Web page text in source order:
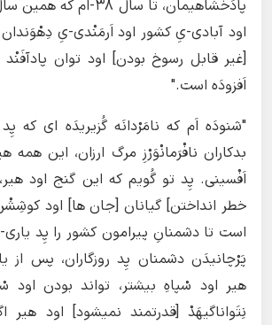
پادَخْشاهیمان، تا سال ۳۸-
اود آبادی-یِ کشور اود اَرمَنْدی-یِ دِهْوَندان
[غیر قابل رسوخ بودن] اود توان
اَفزودَه است."
"شنودَه‌ اَم که نامَرْدانَه گُزیریدَه ای که
بدکاران نافْرَمانْوَرْزِ مرگ ارزان، این همه
اَفْسینی. پِد تو گُویم که این گنج اود
خطر انداختن] گیانان [جان ها] اود کوشِشْن
است تا دشمنانِ پیرامون کشور را پِد
پَرْچانیدَن دشمنان پِد روزگاران، پس از
هیر اود سْپاهِ بیشتر، تواند بودن اود
نِتَواناگیهَدْ [قدرتمند نمیشود] اود هیر